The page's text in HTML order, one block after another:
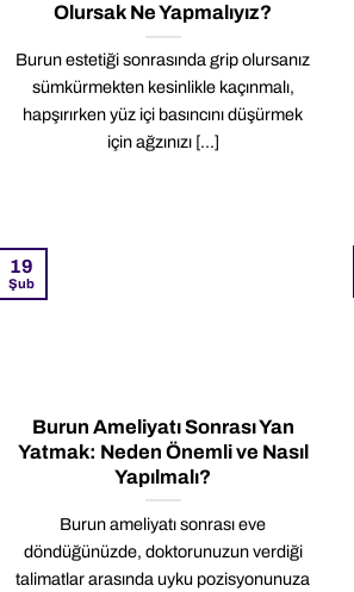
Olursak Ne Yapmalıyız?
Burun estetiği sonrasında grip olursanız
sümkürmekten kesinlikle kaçınmalı,
hapşırırken yüz içi basıncını düşürmek
için ağzınızı [...]
Burun Ameliyatı Sonrası Yan
Yatmak: Neden Önemli ve Nasıl
Yapılmalı?
Burun ameliyatı sonrası eve
döndüğünüzde, doktorunuzun verdiği
talimatlar arasında uyku pozisyonunuza
19
Şub